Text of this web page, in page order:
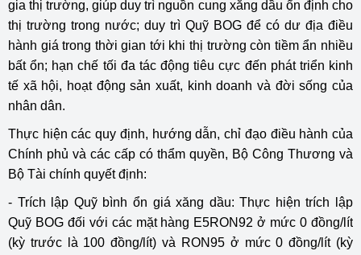
gia thị trường, giúp duy trì nguồn cung xăng dầu ổn định cho
thị trường trong nước; duy trì Quỹ BOG để có dư địa điều
hành giá trong thời gian tới khi thị trường còn tiềm ẩn nhiều
bất ổn; hạn chế tối đa tác động tiêu cực đến phát triển kinh
tế xã hội, hoạt động sản xuất, kinh doanh và đời sống của
nhân dân.
Thực hiện các quy định, hướng dẫn, chỉ đạo điều hành của
Chính phủ và các cấp có thẩm quyền, Bộ Công Thương và
Bộ Tài chính quyết định:
- Trích lập Quỹ bình ổn giá xăng dầu: Thực hiện trích lập
Quỹ BOG đối với các mặt hàng E5RON92 ở mức 0 đồng/lít
(kỳ trước là 100 đồng/lít) và RON95 ở mức 0 đồng/lít (kỳ